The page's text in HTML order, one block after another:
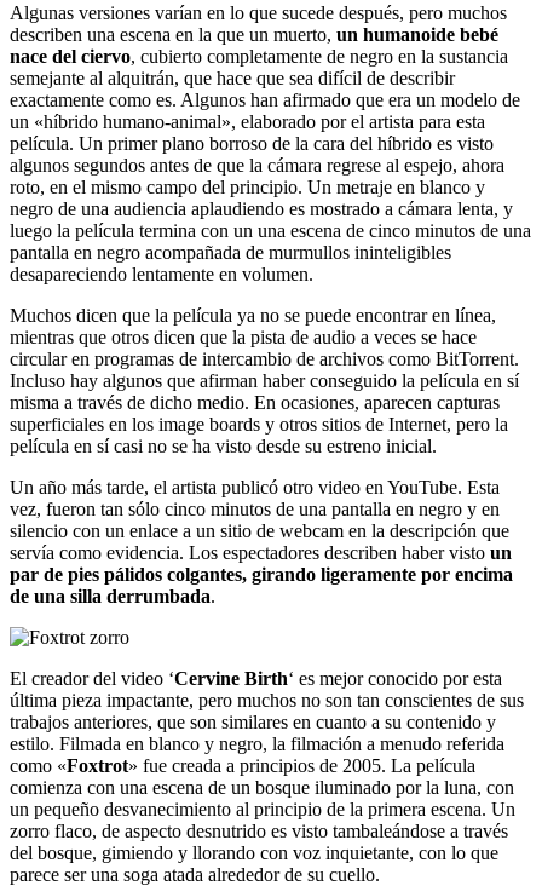
Algunas versiones varían en lo que sucede después, pero muchos
describen una escena en la que un muerto, un humanoide bebé
nace del ciervo, cubierto completamente de negro en la sustancia
semejante al alquitrán, que hace que sea difícil de describir
exactamente como es. Algunos han afirmado que era un modelo de
un «híbrido humano-animal», elaborado por el artista para esta
película. Un primer plano borroso de la cara del híbrido es visto
algunos segundos antes de que la cámara regrese al espejo, ahora
roto, en el mismo campo del principio. Un metraje en blanco y
negro de una audiencia aplaudiendo es mostrado a cámara lenta, y
luego la película termina con un una escena de cinco minutos de una
pantalla en negro acompañada de murmullos ininteligibles
desapareciendo lentamente en volumen.
Muchos dicen que la película ya no se puede encontrar en línea,
mientras que otros dicen que la pista de audio a veces se hace
circular en programas de intercambio de archivos como BitTorrent.
Incluso hay algunos que afirman haber conseguido la película en sí
misma a través de dicho medio. En ocasiones, aparecen capturas
superficiales en los image boards y otros sitios de Internet, pero la
película en sí casi no se ha visto desde su estreno inicial.
Un año más tarde, el artista publicó otro video en YouTube. Esta
vez, fueron tan sólo cinco minutos de una pantalla en negro y en
silencio con un enlace a un sitio de webcam en la descripción que
servía como evidencia. Los espectadores describen haber visto un
par de pies pálidos colgantes, girando ligeramente por encima
de una silla derrumbada.
El creador del video ‘Cervine Birth‘ es mejor conocido por esta
última pieza impactante, pero muchos no son tan conscientes de sus
trabajos anteriores, que son similares en cuanto a su contenido y
estilo. Filmada en blanco y negro, la filmación a menudo referida
como «Foxtrot» fue creada a principios de 2005. La película
comienza con una escena de un bosque iluminado por la luna, con
un pequeño desvanecimiento al principio de la primera escena. Un
zorro flaco, de aspecto desnutrido es visto tambaleándose a través
del bosque, gimiendo y llorando con voz inquietante, con lo que
parece ser una soga atada alrededor de su cuello.